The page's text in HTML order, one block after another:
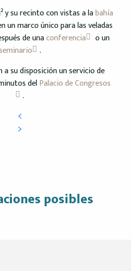
y su recinto con vistas a labahía
un marco único para las veladas
de unaconferencia
o un
.
su disposición un servicio de
delPalacio de Congresos
.
posibles